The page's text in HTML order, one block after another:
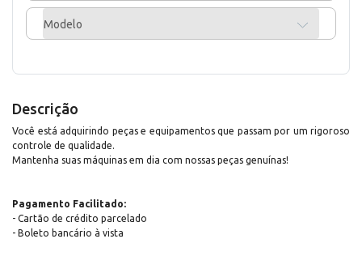
Modelo
Descrição
Você está adquirindo peças e equipamentos que passam por um rigoroso
controle de qualidade.
Mantenha suas máquinas em dia com nossas peças genuínas!
Pagamento Facilitado:
- Cartão de crédito parcelado
- Boleto bancário à vista